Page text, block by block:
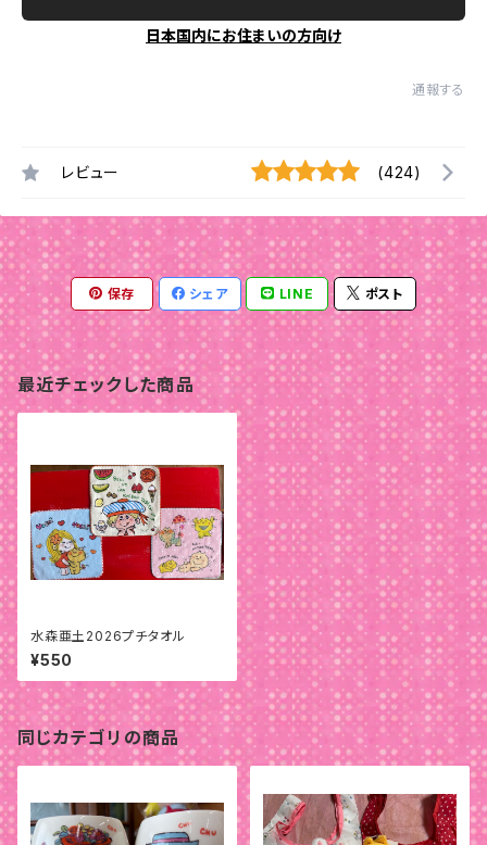
日本国内にお住まいの方向け
通報する
レビュー (424)
保存 シェア LINE ポスト
最近チェックした商品
水森亜土2026プチタオル
¥550
同じカテゴリの商品